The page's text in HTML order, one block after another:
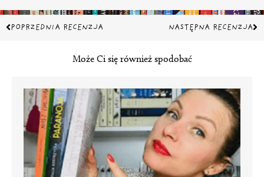
Prev
POPRZEDNIA RECENZJA NASTĘPNA RECENZJA
Może Ci się również spodobać